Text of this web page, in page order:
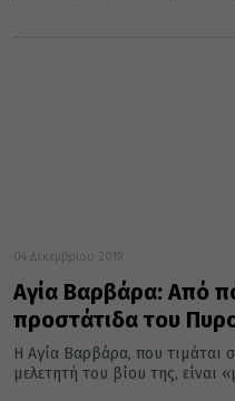
04 Δεκεμβρίου 2019
Αγία Βαρβάρα: Από
προστάτιδα του
H Αγία Βαρβάρα, που
μελετητή του βίου της, είναι